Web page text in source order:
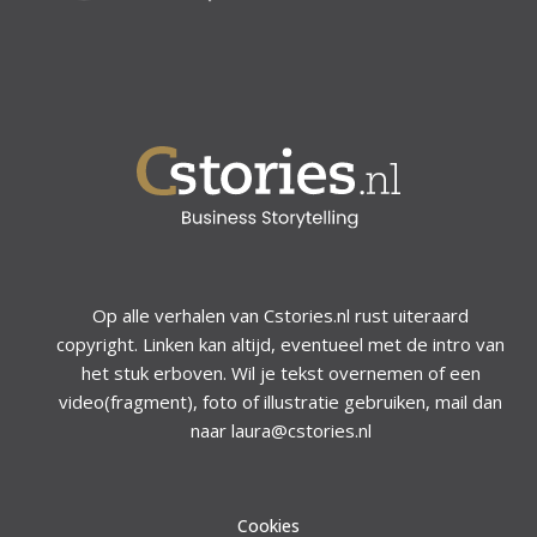
Op alle verhalen van Cstories.nl rust uiteraard
copyright. Linken kan altijd, eventueel met de intro van
het stuk erboven. Wil je tekst overnemen of een
video(fragment), foto of illustratie gebruiken, mail dan
naar laura@cstories.nl
Cookies